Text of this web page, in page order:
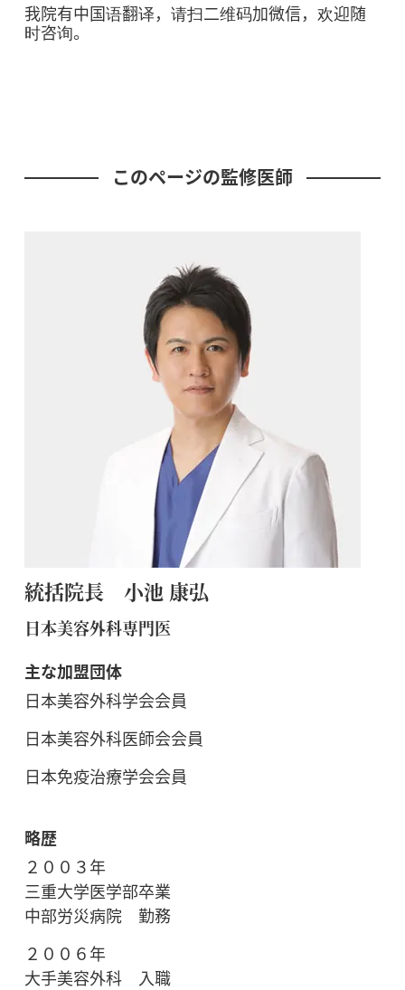
我院有中国语翻译，请扫二维码加微信，欢迎随
时咨询。
このページの監修医師
統括院長 小池 康弘
日本美容外科専門医
主な加盟団体
日本美容外科学会会員
日本美容外科医師会会員
日本免疫治療学会会員
略歴
２００３年
三重大学医学部卒業
中部労災病院 勤務
２００６年
大手美容外科 入職